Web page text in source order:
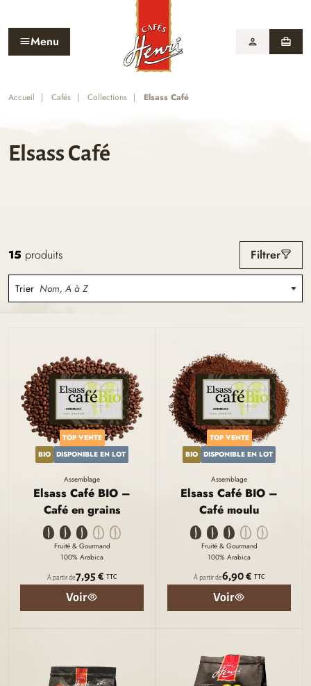
Menu person card_travel
Accueil Cafés Collections Elsass Café
Elsass Café
15 produits Filtrer
Trier Nom, A à Z
BIO DISPONIBLE EN LOT
TOP VENTE
Assemblage
Elsass Café BIO –
Café en grains
Fruité & Gourmand
100% Arabica
À partir de7,95 € TTC
Voir
BIO DISPONIBLE EN LOT
TOP VENTE
Assemblage
Elsass Café BIO –
Café moulu
Fruité & Gourmand
100% Arabica
À partir de6,90 € TTC
Voir